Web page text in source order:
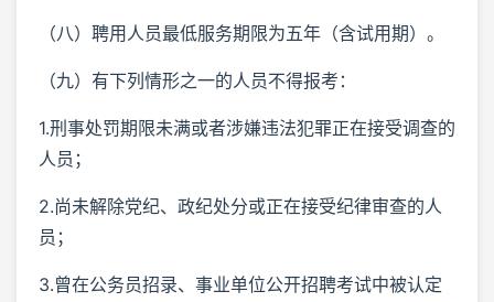
（八）聘用人员最低服务期限为五年（含试用期）。
（九）有下列情形之一的人员不得报考：
1.刑事处罚期限未满或者涉嫌违法犯罪正在接受调查的
人员；
2.尚未解除党纪、政纪处分或正在接受纪律审查的人
员；
3.曾在公务员招录、事业单位公开招聘考试中被认定